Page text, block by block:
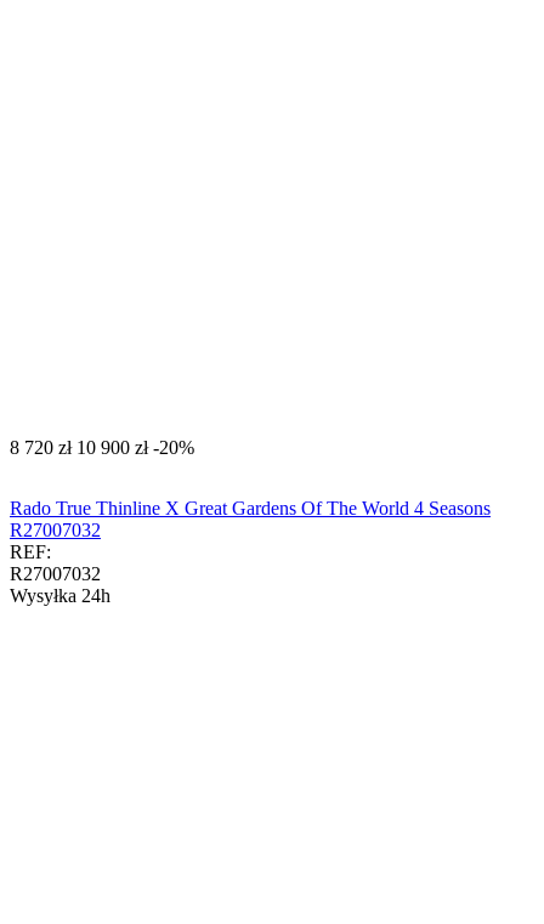
‍8 720‍ zł ‍10 900‍ zł -20%
Rado True Thinline X Great Gardens Of The World 4 Seasons
R27007032
REF:
R27007032
Wysyłka 24h